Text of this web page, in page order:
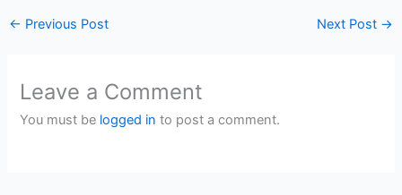
← Previous Post Next Post →
Leave a Comment
You must be logged in to post a comment.